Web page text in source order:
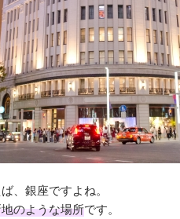
、銀座ですよね。
のような場所です。